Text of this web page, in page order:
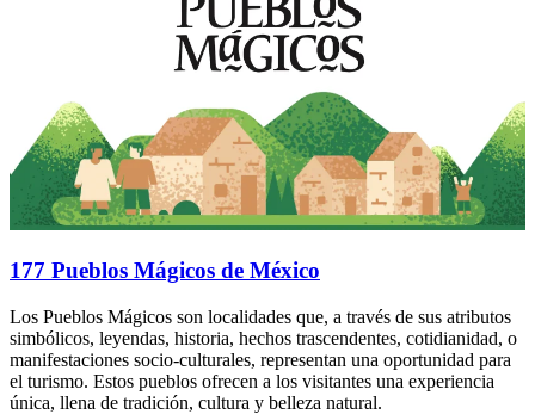
177 Pueblos Mágicos de México
Los Pueblos Mágicos son localidades que, a través de sus atributos
simbólicos, leyendas, historia, hechos trascendentes, cotidianidad, o
manifestaciones socio-culturales, representan una oportunidad para
el turismo. Estos pueblos ofrecen a los visitantes una experiencia
única, llena de tradición, cultura y belleza natural.